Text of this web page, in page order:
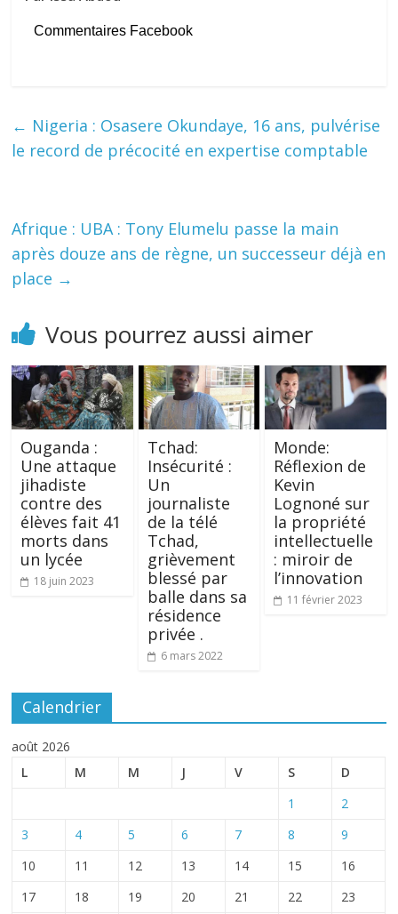
Commentaires Facebook
← Nigeria : Osasere Okundaye, 16 ans, pulvérise
le record de précocité en expertise comptable
Afrique : UBA : Tony Elumelu passe la main
après douze ans de règne, un successeur déjà en
place →
Vous pourrez aussi aimer
Ouganda :
Une attaque
jihadiste
contre des
élèves fait 41
morts dans
un lycée
18 juin 2023
Tchad:
Insécurité :
Un
journaliste
de la télé
Tchad,
grièvement
blessé par
balle dans sa
résidence
privée .
6 mars 2022
Monde:
Réflexion de
Kevin
Lognoné sur
la propriété
intellectuelle
: miroir de
l’innovation
11 février 2023
Calendrier
août 2026
L
M M J V S D
1
2
3
4 5 6 7 8
9
10
11 12 13 14 15
16
17
18 19 20 21 22
23